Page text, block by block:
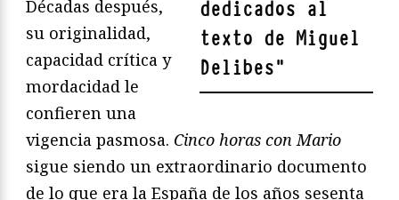
dedicados al
texto de Miguel
Delibes"
Décadas después,
su originalidad,
capacidad crítica y
mordacidad le
confieren una
vigencia pasmosa. Cinco horas con Mario
sigue siendo un extraordinario documento
de lo que era la España de los años sesenta